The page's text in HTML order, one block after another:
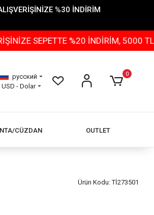
%30 İNDİRİM
%20 İNDİRİM, 5000 TL ÜZERİ
русский
USD - Dolar
0
CÜZDAN OUTLET
Ürün Kodu:Tİ273501